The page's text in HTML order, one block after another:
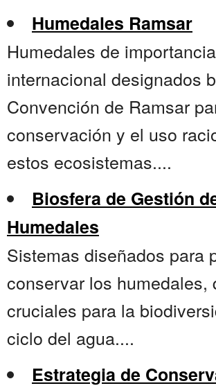
Humedales Ramsar
Humedales de importancia
internacional designados
Convención de Ramsar
conservación y el uso
estos ecosistemas....
Biosfera de Gestión
Humedales
Sistemas diseñados para
conservar los humedales,
cruciales para la
ciclo del agua....
Estrategia de